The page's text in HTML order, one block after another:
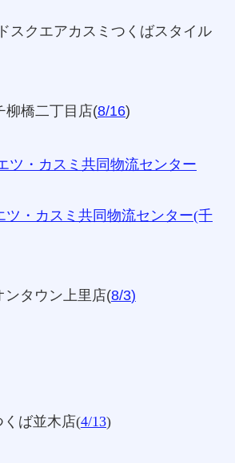
スクエアカスミつくばスタイル
柳橋二丁目店(8/16)
ツ・カスミ共同物流センター
ツ・カスミ共同物流センター(千
ンタウン上里店(8/3)
くば並木店(4/13)